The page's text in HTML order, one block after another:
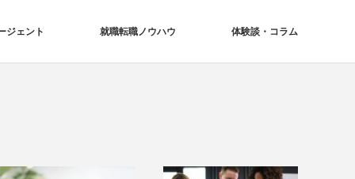
ジェント 就職転職ノウハウ 体験談・コラム